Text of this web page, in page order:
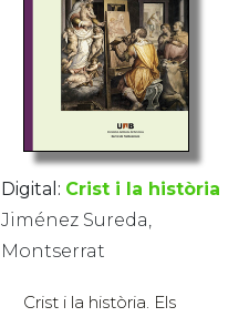
Digital: Crist i la història
Jiménez Sureda,
Montserrat
Crist i la història. Els